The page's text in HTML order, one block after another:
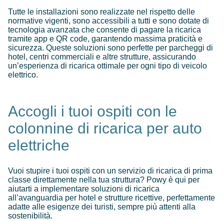
Tutte le installazioni sono realizzate nel rispetto delle
normative vigenti, sono accessibili a tutti e sono dotate di
tecnologia avanzata che consente di pagare la ricarica
tramite app e QR code, garantendo massima praticità e
sicurezza. Queste soluzioni sono perfette per parcheggi di
hotel, centri commerciali e altre strutture, assicurando
un’esperienza di ricarica ottimale per ogni tipo di veicolo
elettrico.
Accogli i tuoi ospiti con le
colonnine di ricarica per auto
elettriche
Vuoi stupire i tuoi ospiti con un servizio di ricarica di prima
classe direttamente nella tua struttura? Powy è qui per
aiutarti a implementare soluzioni di ricarica
all’avanguardia per hotel e strutture ricettive, perfettamente
adatte alle esigenze dei turisti, sempre più attenti alla
sostenibilità.